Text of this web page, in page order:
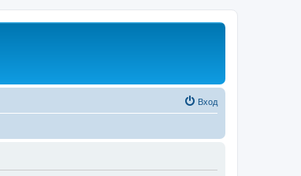
Вход